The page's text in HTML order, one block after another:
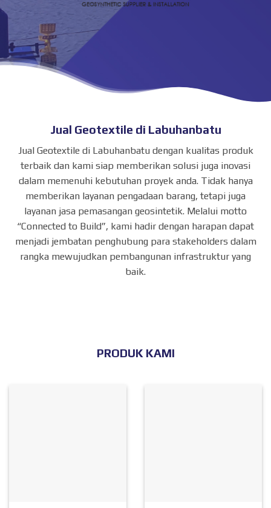
Jual Geotextile di Labuhanbatu
Jual Geotextile di Labuhanbatu dengan kualitas produk
terbaik dan kami siap memberikan solusi juga inovasi
dalam memenuhi kebutuhan proyek anda. Tidak hanya
memberikan layanan pengadaan barang, tetapi juga
layanan jasa pemasangan geosintetik. Melalui motto
“Connected to Build”, kami hadir dengan harapan dapat
menjadi jembatan penghubung para stakeholders dalam
rangka mewujudkan pembangunan infrastruktur yang
baik.
PRODUK KAMI